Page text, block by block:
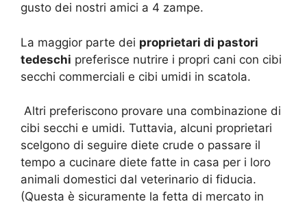
gusto dei nostri amici a 4 zampe.
La maggior parte dei proprietari di pastori
tedeschi preferisce nutrire i propri cani con cibi
secchi commerciali e cibi umidi in scatola.
Altri preferiscono provare una combinazione di
cibi secchi e umidi. Tuttavia, alcuni proprietari
scelgono di seguire diete crude o passare il
tempo a cucinare diete fatte in casa per i loro
animali domestici dal veterinario di fiducia.
(Questa è sicuramente la fetta di mercato in